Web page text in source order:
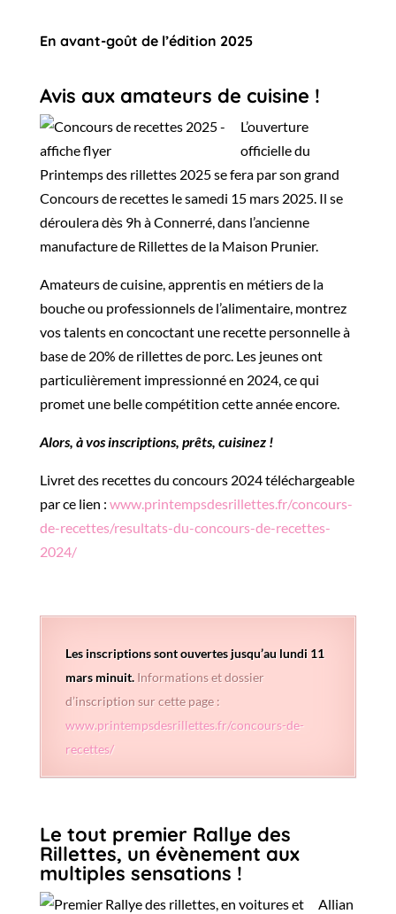
En avant-goût de l’édition 2025
Avis aux amateurs de cuisine !
L’ouverture
officielle du
Printemps des rillettes 2025 se fera par son grand
Concours de recettes le samedi 15 mars 2025. Il se
déroulera dès 9h à Connerré, dans l’ancienne
manufacture de Rillettes de la Maison Prunier.
Amateurs de cuisine, apprentis en métiers de la
bouche ou professionnels de l’alimentaire, montrez
vos talents en concoctant une recette personnelle à
base de 20% de rillettes de porc. Les jeunes ont
particulièrement impressionné en 2024, ce qui
promet une belle compétition cette année encore.
Alors, à vos inscriptions, prêts, cuisinez !
Livret des recettes du concours 2024 téléchargeable
par ce lien : www.printempsdesrillettes.fr/concours-
de-recettes/resultats-du-concours-de-recettes-
2024/
Les inscriptions sont ouvertes jusqu’au lundi 11
mars minuit.Informations et dossier
d’inscription sur cette page :
www.printempsdesrillettes.fr/concours-de-
recettes/
Le tout premier Rallye des
Rillettes, un évènement aux
multiples sensations !
Allian